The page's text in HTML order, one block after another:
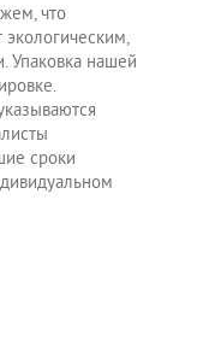
что
Упаковка нашей
сроки